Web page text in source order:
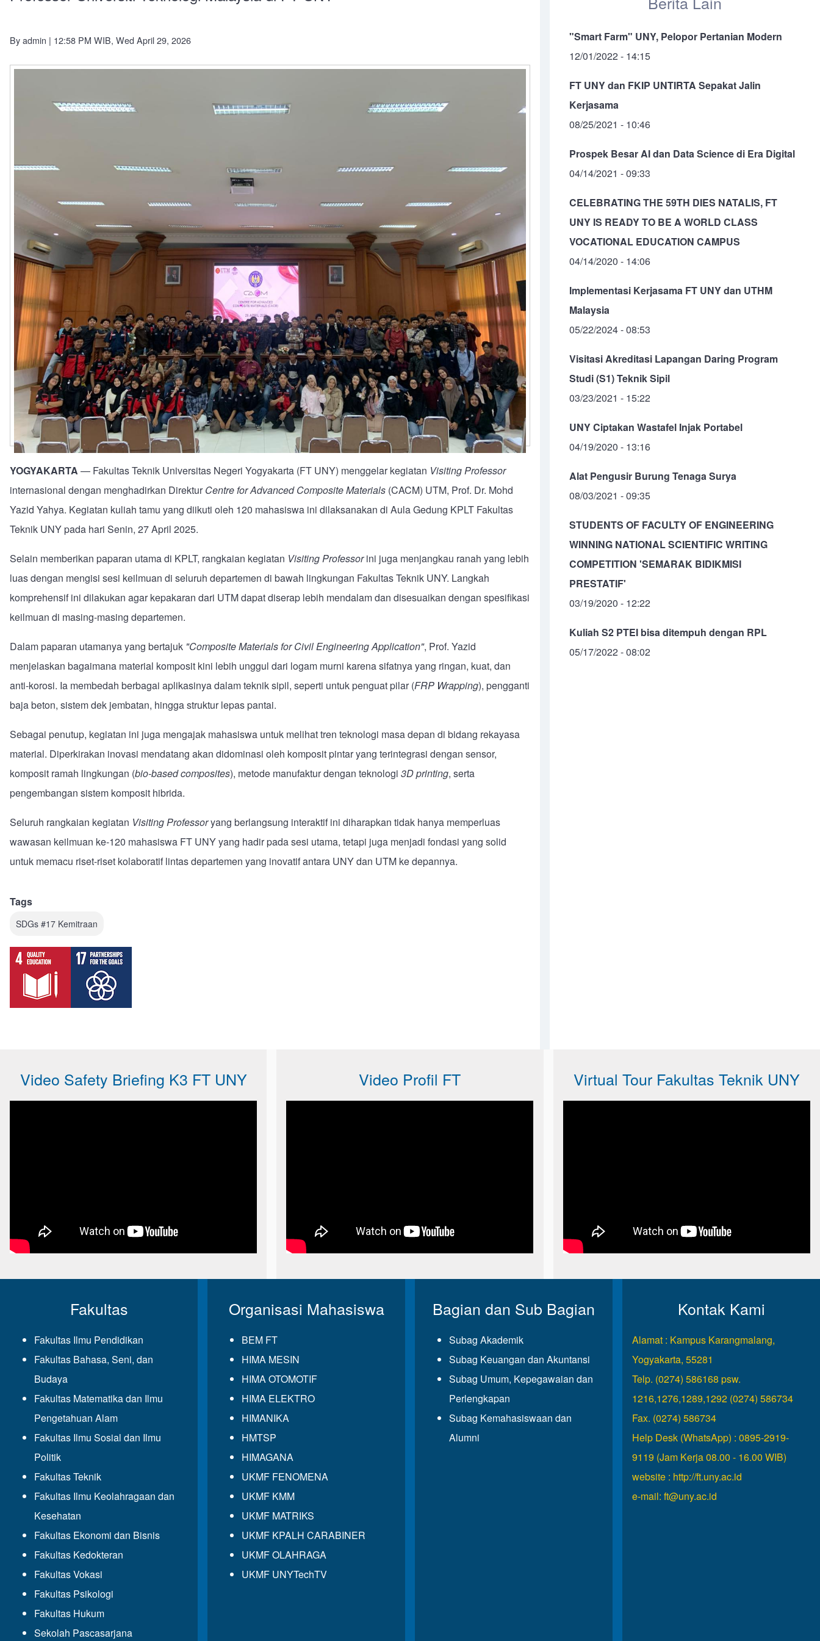
Byadmin | 12:58 PM WIB, Wed April 29, 2026
YOGYAKARTA — Fakultas Teknik Universitas Negeri Yogyakarta (FT UNY) menggelar kegiatan Visiting Professor
internasional dengan menghadirkan DirekturCentre for Advanced Composite Materials (CACM) UTM, Prof. Dr. Mohd
Yazid Yahya. Kegiatan kuliah tamu yang diikuti oleh 120 mahasiswa ini dilaksanakan di Aula Gedung KPLT Fakultas
Teknik UNY pada hari Senin, 27 April 2025.
Selain memberikan paparan utama di KPLT, rangkaian kegiatan Visiting Professorini juga menjangkau ranah yang lebih
luas dengan mengisi sesi keilmuan di seluruh departemen di bawah lingkungan Fakultas Teknik UNY. Langkah
komprehensif ini dilakukan agar kepakaran dari UTM dapat diserap lebih mendalam dan disesuaikan dengan spesifikasi
keilmuan di masing-masing departemen.
Dalam paparan utamanya yang bertajuk "Composite Materials for Civil Engineering Application", Prof. Yazid
menjelaskan bagaimana material komposit kini lebih unggul dari logam murni karena sifatnya yang ringan, kuat, dan
anti-korosi. Ia membedah berbagai aplikasinya dalam teknik sipil, seperti untuk penguat pilar (FRP Wrapping), pengganti
baja beton, sistem dek jembatan, hingga struktur lepas pantai.
Sebagai penutup, kegiatan ini juga mengajak mahasiswa untuk melihat tren teknologi masa depan di bidang rekayasa
material. Diperkirakan inovasi mendatang akan didominasi oleh komposit pintar yang terintegrasi dengan sensor,
komposit ramah lingkungan (bio-based composites), metode manufaktur dengan teknologi 3D printing, serta
pengembangan sistem komposit hibrida.
Seluruh rangkaian kegiatan Visiting Professoryang berlangsung interaktif ini diharapkan tidak hanya memperluas
wawasan keilmuan ke-120 mahasiswa FT UNY yang hadir pada sesi utama, tetapi juga menjadi fondasi yang solid
untuk memacu riset-riset kolaboratif lintas departemen yang inovatif antara UNY dan UTM ke depannya.
Tags
SDGs #17 Kemitraan
"Smart Farm" UNY, Pelopor Pertanian Modern
12/01/2022 - 14:15
FT UNY dan FKIP UNTIRTA Sepakat Jalin
Kerjasama
08/25/2021 - 10:46
Prospek Besar AI dan Data Science di Era Digital
04/14/2021 - 09:33
CELEBRATING THE 59TH DIES NATALIS, FT
UNY IS READY TO BE A WORLD CLASS
VOCATIONAL EDUCATION CAMPUS
04/14/2020 - 14:06
Implementasi Kerjasama FT UNY dan UTHM
Malaysia
05/22/2024 - 08:53
Visitasi Akreditasi Lapangan Daring Program
Studi (S1) Teknik Sipil
03/23/2021 - 15:22
UNY Ciptakan Wastafel Injak Portabel
04/19/2020 - 13:16
Alat Pengusir Burung Tenaga Surya
08/03/2021 - 09:35
STUDENTS OF FACULTY OF ENGINEERING
WINNING NATIONAL SCIENTIFIC WRITING
COMPETITION 'SEMARAK BIDIKMISI
PRESTATIF'
03/19/2020 - 12:22
Kuliah S2 PTEI bisa ditempuh dengan RPL
05/17/2022 - 08:02
Video Safety Briefing K3 FT UNY Video Profil FT Virtual Tour Fakultas Teknik UNY
Fakultas
Fakultas Ilmu Pendidikan
Fakultas Bahasa, Seni, dan
Budaya
Fakultas Matematika dan Ilmu
Pengetahuan Alam
Fakultas Ilmu Sosial dan Ilmu
Politik
Fakultas Teknik
Fakultas Ilmu Keolahragaan dan
Kesehatan
Fakultas Ekonomi dan Bisnis
Fakultas Kedokteran
Fakultas Vokasi
Fakultas Psikologi
Fakultas Hukum
Sekolah Pascasarjana
Organisasi Mahasiswa
BEM FT
HIMA MESIN
HIMA OTOMOTIF
HIMA ELEKTRO
HIMANIKA
HMTSP
HIMAGANA
UKMF FENOMENA
UKMF KMM
UKMF MATRIKS
UKMF KPALH CARABINER
UKMF OLAHRAGA
UKMF UNYTechTV
Bagian dan Sub Bagian
Subag Akademik
Subag Keuangan dan Akuntansi
Subag Umum, Kepegawaian dan
Perlengkapan
Subag Kemahasiswaan dan
Alumni
Kontak Kami
Alamat : Kampus Karangmalang,
Yogyakarta, 55281
Telp. (0274) 586168 psw.
1216,1276,1289,1292 (0274) 586734
Fax. (0274) 586734
Help Desk (WhatsApp) : 0895-2919-
9119 (Jam Kerja 08.00 - 16.00 WIB)
website : http://ft.uny.ac.id
e-mail: ft@uny.ac.id